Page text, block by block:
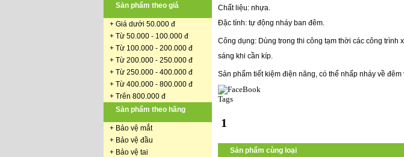
Sản phẩm theo giá
+ Giá dưới 50.000 đ
+ Từ 50.000 - 100.000 đ
+ Từ 100.000 - 200.000 đ
+ Từ 200.000 - 250.000 đ
+ Từ 250.000 - 400.000 đ
+ Từ 400.000 - 800.000 đ
+ Trên 800.000 đ
Sản phẩm theo hãng
+ Bảo vệ mắt
+ Bảo vệ đầu
+ Bảo vệ tai
Chất liệu: nhựa.
Đặc tính: tự động nháy ban đêm.
Công dụng: Dùng trong thi công tạm thời các công
sáng khi cần kíp.
Sản phẩm tiết kiệm điện năng, có thể nhấp nháy về
Tags
1
Sản phẩm cùng loại